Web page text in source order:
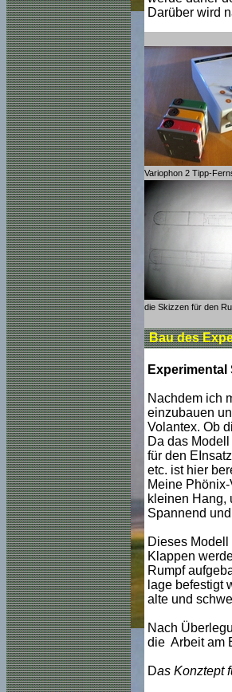
Darüber wird
Variophon 2 Tipp-
die Skizzen für den
Bau des
Nachdem ich
einzubauen
Volantex. Ob
Da das
für den
etc. ist hier
Meine
kleinen Hang,
Spannend
Dieses
Klappen
Rumpf
lage befestigt
alte und
Nach
die Arbeit am
Das Konztept